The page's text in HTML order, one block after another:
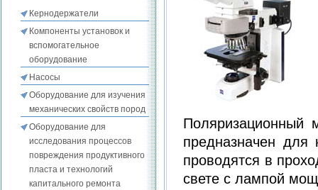
Кернодержатели
Компоненты установок и
вспомогательное
оборудование
Насосы
Оборудование для изучения
механических свойств пород
Оборудование для
исследования процессов
повреждения продуктивного
пласта и технологий
капитального ремонта
Поляризационный
предназначен
проводятся в
свете с лампой